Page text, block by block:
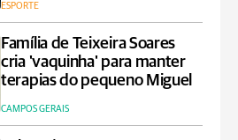
ESPORTE
Família de Teixeira Soares
cria 'vaquinha' para manter
terapias do pequeno Miguel
CAMPOS GERAIS